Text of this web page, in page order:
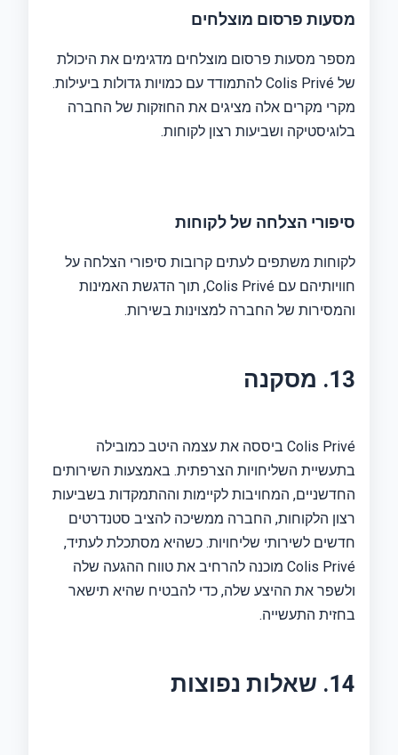
מסעות פרסום מוצלחים
מספר מסעות פרסום מוצלחים מדגימים את היכולת
של Colis Privé להתמודד עם כמויות גדולות ביעילות.
מקרי מקרים אלה מציגים את החוזקות של החברה
בלוגיסטיקה ושביעות רצון לקוחות.
סיפורי הצלחה של לקוחות
לקוחות משתפים לעתים קרובות סיפורי הצלחה על
חוויותיהם עם Colis Privé, תוך הדגשת האמינות
והמסירות של החברה למצוינות בשירות.
13. מסקנה
Colis Privé ביססה את עצמה היטב כמובילה
בתעשיית השליחויות הצרפתית. באמצעות השירותים
החדשניים, המחויבות לקיימות וההתמקדות בשביעות
רצון הלקוחות, החברה ממשיכה להציב סטנדרטים
חדשים לשירותי שליחויות. כשהיא מסתכלת לעתיד,
Colis Privé מוכנה להרחיב את טווח ההגעה שלה
ולשפר את ההיצע שלה, כדי להבטיח שהיא תישאר
בחזית התעשייה.
14. שאלות נפוצות